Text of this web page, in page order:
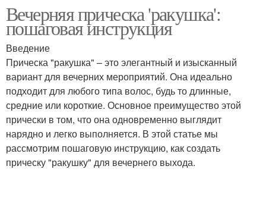
волосы
Ракушка для средней
длины
Ракушка на короткие
волосы
Прическая ракушка
Волнистая ракушка Укладка с ракушкой
Вечерняя прическа 'ракушка':
пошаговая инструкция
Введение
Прическа "ракушка" – это элегантный и изысканный
вариант для вечерних мероприятий. Она идеально
подходит для любого типа волос, будь то длинные,
средние или короткие. Основное преимущество этой
прически в том, что она одновременно выглядит
нарядно и легко выполняется. В этой статье мы
рассмотрим пошаговую инструкцию, как создать
прическу "ракушку" для вечернего выхода.